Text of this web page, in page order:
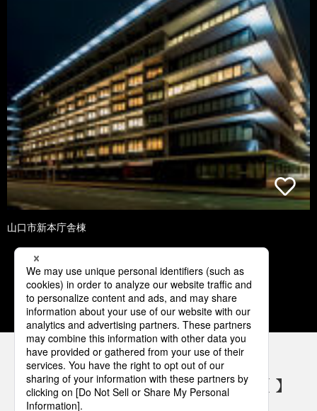
山口市新本庁舎棟
1 2 3 4 5
パナソニックの電気設備 SNSアカウント